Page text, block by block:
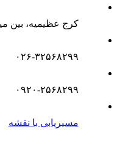
کرج عظیمیه، بین
۰۲۶-۳۲۵۶۸۲۹۹
۰۹۲۰-۲۵۶۸۲۹۹
مسیریابی با نقشه